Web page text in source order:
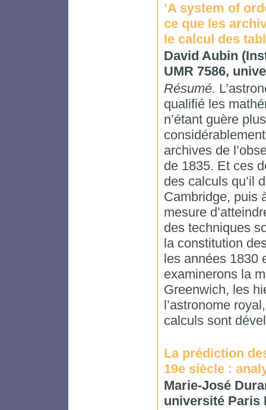
‘A system of
ce que les
le calcul des
David Aubin
UMR 7586,
Résumé.
qualifié les
n’étant guère
archives de
de 1835. Et ces
des calculs qu’il
Cambridge, puis
mesure
des techniques
la constitution
les années 1830
examinerons la
Greenwich, les
l’astronome
calculs sont
La prédiction
19e siècle :
Marie-José
université Paris